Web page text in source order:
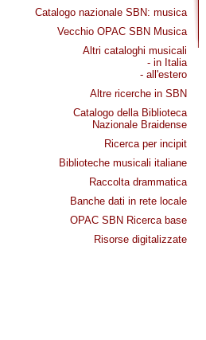
Catalogo nazionale SBN: musica
Vecchio OPAC SBN Musica
Altri cataloghi musicali
- in Italia
- all'estero
Altre ricerche in SBN
Catalogo della Biblioteca
Nazionale Braidense
Ricerca per incipit
Biblioteche musicali italiane
Raccolta drammatica
Banche dati in rete locale
OPAC SBN Ricerca base
Risorse digitalizzate